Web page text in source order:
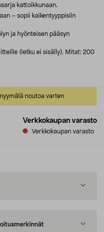
Verkkokaupan varasto
Verkkokaupan varasto
noutoa varten
kattoikkunaan.
– sopii kaikentyyppisiin
ja hyönteisen pääsyn
(letku ei sisälly). Mitat: 200